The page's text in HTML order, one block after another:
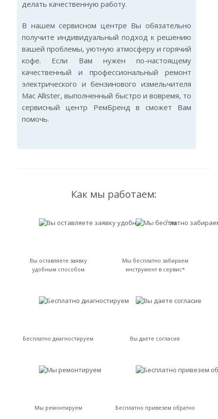
делать качественную работу.
В нашем сервисном центре Вы обязательно
получите индивидуальный подход к решению
вашей проблемы, уютную атмосферу и горячий
кофе. Если Вам нужен по-настоящему
качественный и профессиональный ремонт
электрического и бензинового измельчителя
Mac Allister, выполненный быстро и вовремя, то
сервисный центр РемБренд в сможет Вам
помочь.
Как мы работаем:
Вы оставляете заявку
удобным способом
Мы бесплатно забираем
инструмент в сервис*
Бесплатно диагностируем Вы даете согласие
Мы ремонтируем Бесплатно привезем обратно